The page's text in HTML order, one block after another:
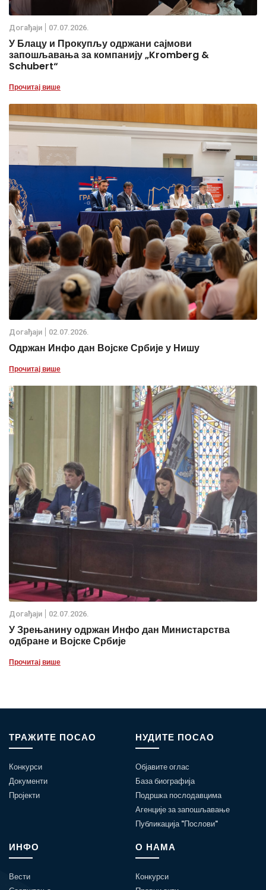
Дoгађаjи 07.07.2026.
У Блацу и Прокупљу одржани сајмови
запошљавања за компанију „Kromberg &
Schubert“
Прочитај више
Дoгађаjи 02.07.2026.
Одржан Инфо дан Војске Србије у Нишу
Прочитај више
Дoгађаjи 02.07.2026.
У Зрењанину одржан Инфо дан Министарства
одбране и Војске Србије
Прочитај више
ТРАЖИТЕ ПОСАО
Конкурси
Документи
Пројекти
НУДИТЕ ПОСАО
Објавите оглас
База биографија
Подршка послодавцима
Агенције за запошљавање
Публикација "Послови"
ИНФО
Вести
О НАМА
Конкурси